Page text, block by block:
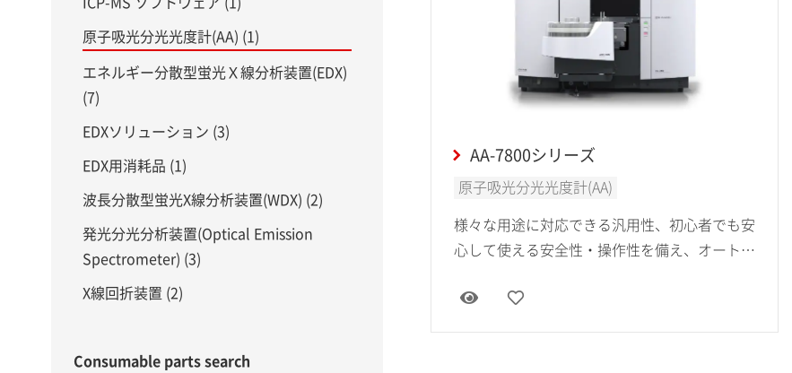
原子吸光分光光度計(AA) (1)
エネルギー分散型蛍光Ｘ線分析装置(EDX)
(7)
EDXソリューション (3)
EDX用消耗品 (1)
波長分散型蛍光X線分析装置(WDX) (2)
発光分光分析装置(Optical Emission
Spectrometer) (3)
X線回折装置 (2)
Consumable parts search
AA-7800シリーズ
原子吸光分光光度計(AA)
様々な用途に対応できる汎用性、初心者でも安
心して使える安全性・操作性を備え、オートサ
よる遠隔でのデータ解析などでオペレータのワ